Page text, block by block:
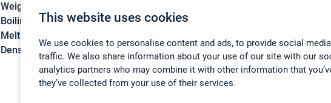
This website uses cookies
We use cookies to personalise content and ads, to provide social
traffic. We also share information about your use of our site with our
analytics partners who may combine it with other information that
they’ve collected from your use of their services.
Weight:
Boiling point:144 °C
Melting point:
Density:
0,82 g/cm3